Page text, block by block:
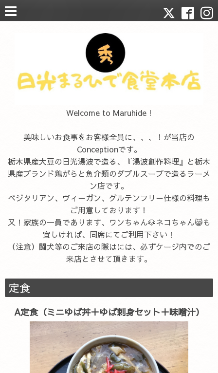
Welcome to Maruhide !
美味しいお食事をお客様全員に、、、！が当店の
Conceptionです。
栃木県産大豆の日光湯波で造る、『湯波創作料理』と栃木
県産ブランド鶏がらと魚介類のダブルスープで造るラーメ
ン店です。
ベジタリアン、ヴィーガン、グルテンフリー仕様の料理も
ご用意しております！
又！家族の一員であります、ワンちゃん🐶ネコちゃん😸も
宜しければ、同席にてご利用下さい！
（注意）闘犬等のご来店の際はには、必ずケージ内でのご
来店とさせて頂きます。
定食
A定食（ミニゆば丼＋ゆば刺身セット＋味噌汁）